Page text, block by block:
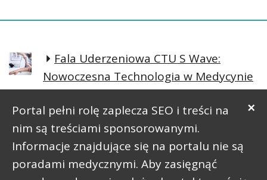
×
Portal pełni rolę zaplecza SEO i treści na
nim są treściami sponsorowanymi.
Informacje znajdujące się na portalu nie są
poradami medycznymi. Aby zasięgnąć
Fala Uderzeniowa CTU S Wave:
Nowoczesna Technologia w Medycynie
Regeneracyjnej
Prosta postawa lepsze samopoczucie